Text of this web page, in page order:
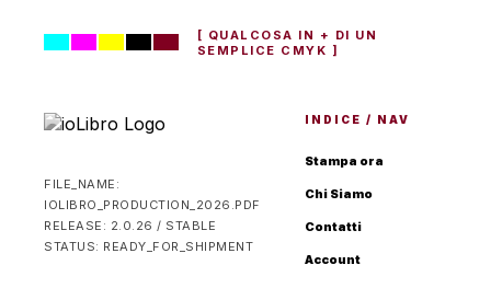
[ QUALCOSA IN + DI UN
SEMPLICE CMYK ]
FILE_NAME:
IOLIBRO_PRODUCTION_2026.PDF
RELEASE: 2.0.26 / STABLE
STATUS: READY_FOR_SHIPMENT
INDICE / NAV
Stampa ora
Chi Siamo
Contatti
Account